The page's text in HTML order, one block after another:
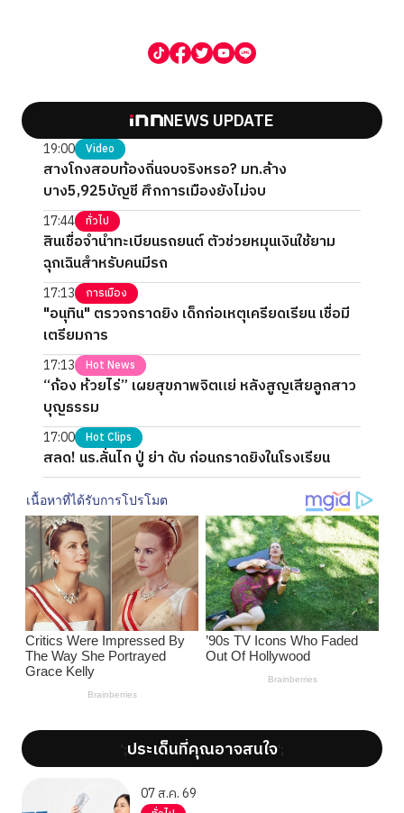
NEWS UPDATE
19:00 Video
สางโกงสอบท้องถิ่นจบจริงหรอ? มท.ล้าง
บาง5,925บัญชี ศึกการเมืองยังไม่จบ
17:44 ทั่วไป
สินเชื่อจำนำทะเบียนรถยนต์ ตัวช่วยหมุนเงินใช้ยาม
ฉุกเฉินสำหรับคนมีรถ
17:13 การเมือง
"อนุทิน" ตรวจกราดยิง เด็กก่อเหตุเครียดเรียน เชื่อมี
เตรียมการ
17:13 Hot News
“ก้อง ห้วยไร่” เผยสุขภาพจิตแย่ หลังสูญเสียลูกสาว
บุญธรรม
17:00 Hot Clips
สลด! นร.ลั่นไก ปู่ ย่า ดับ ก่อนกราดยิงในโรงเรียน
';ประเด็นที่คุณอาจสนใจ';
07 ส.ค. 69